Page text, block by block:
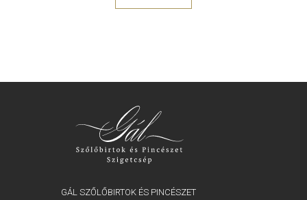
GÁL SZŐLŐBIRTOK ÉS PINCÉSZET